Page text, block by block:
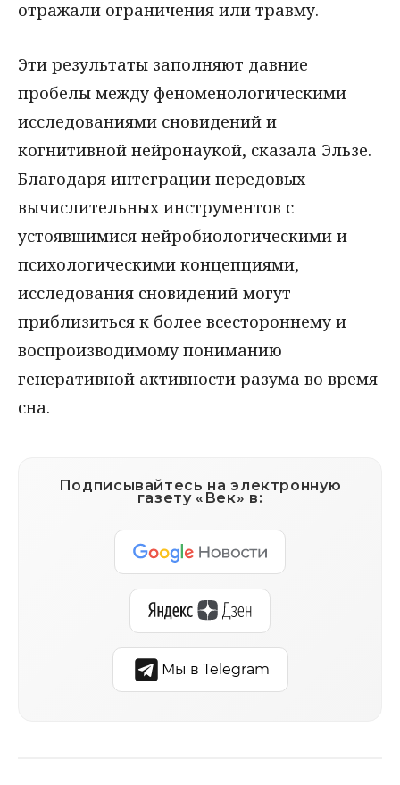
отражали ограничения или травму.
Эти результаты заполняют давние
пробелы между феноменологическими
исследованиями сновидений и
когнитивной нейронаукой, сказала Эльзе.
Благодаря интеграции передовых
вычислительных инструментов с
устоявшимися нейробиологическими и
психологическими концепциями,
исследования сновидений могут
приблизиться к более всестороннему и
воспроизводимому пониманию
генеративной активности разума во время
сна.
Подписывайтесь на электронную
газету «Век» в:
Мы в Telegram